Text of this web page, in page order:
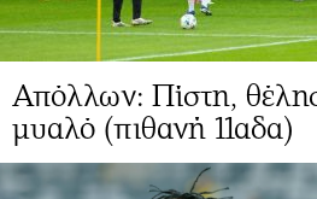
Απόλλων: Πίστη,
μυαλό (πιθανή 11αδα)